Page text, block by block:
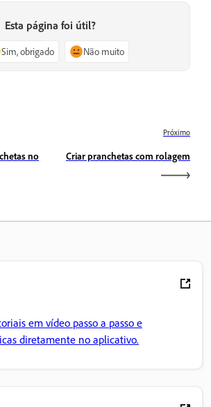
Esta página foi útil?
Sim, obrigado Não muito
no
Próximo
Criar pranchetas com rolagem
em vídeo passo a passo e
diretamente no aplicativo.